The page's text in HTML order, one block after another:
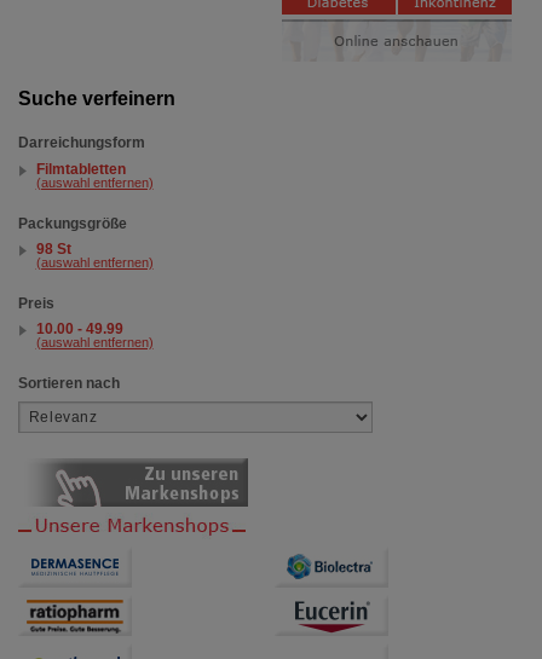
Suche verfeinern
Darreichungsform
Filmtabletten
(auswahl entfernen)
Packungsgröße
98 St
(auswahl entfernen)
Preis
10.00 - 49.99
(auswahl entfernen)
Sortieren nach